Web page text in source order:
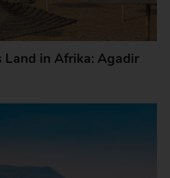
Land in Afrika: Agadir